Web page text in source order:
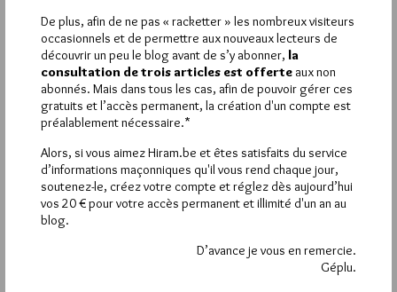
Déjà inscrit(e) ? Connectez-vous
Hier vendredi 7 août 2026, Hiram.be a reçu1 864
visiteset3 133 pagesont été lues (Source :
Pirsch.io)
Quels sont les articles les plus lus du blog ?
De plus, afin de ne pas « racketter » les nombreux visiteurs
occasionnels et de permettre aux nouveaux lecteurs de
découvrir un peu le blog avant de s’y abonner, la
consultation de trois articles est offerte aux non
abonnés. Mais dans tous les cas, afin de pouvoir gérer ces
gratuits et l’accès permanent, la création d'un compte est
préalablement nécessaire.*
Alors, si vous aimez Hiram.be et êtes satisfaits du service
d’informations maçonniques qu'il vous rend chaque jour,
soutenez-le, créez votre compte et réglez dès aujourd’hui
vos 20 € pour votre accès permanent et illimité d'un an au
blog.
D’avance je vous en remercie.
Géplu.